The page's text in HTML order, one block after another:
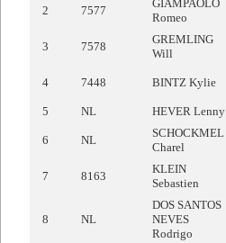
2 7577
GIAMPAOLO
Romeo
3 7578
GREMLING
Will
4 7448 BINTZ Kylie
5
NL HEVER Lenny
6 NL
SCHOCKMEL
Charel
7 8163
KLEIN
Sebastien
8 NL
DOS SANTOS
NEVES
Rodrigo